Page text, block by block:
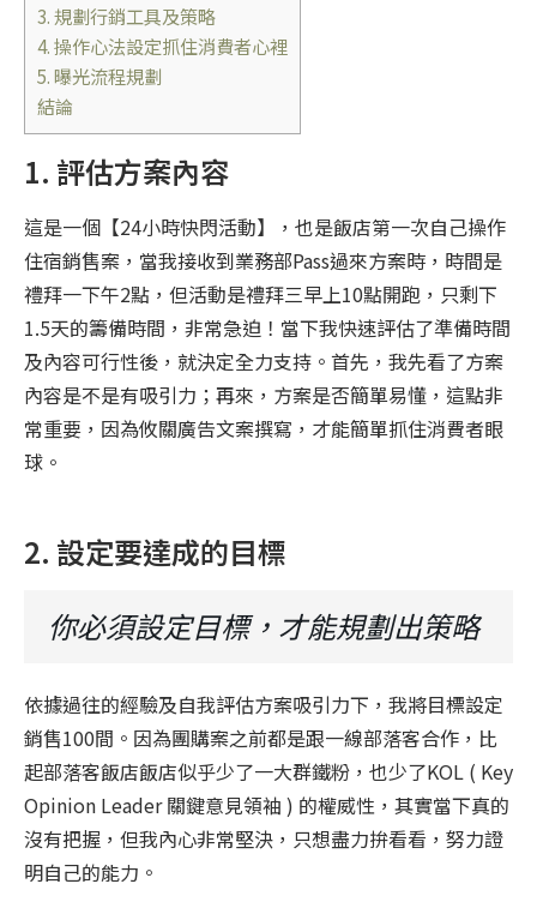
3. 規劃行銷工具及策略
4. 操作心法設定抓住消費者心裡
5. 曝光流程規劃
結論
1. 評估方案內容
這是一個【24小時快閃活動】，也是飯店第一次自己操作
住宿銷售案，當我接收到業務部Pass過來方案時，時間是
禮拜一下午2點，但活動是禮拜三早上10點開跑，只剩下
1.5天的籌備時間，非常急迫！當下我快速評估了準備時間
及內容可行性後，就決定全力支持。首先，我先看了方案
內容是不是有吸引力；再來，方案是否簡單易懂，這點非
常重要，因為攸關廣告文案撰寫，才能簡單抓住消費者眼
球。
2. 設定要達成的目標
你必須設定目標，才能規劃出策略
依據過往的經驗及自我評估方案吸引力下，我將目標設定
銷售100間。因為團購案之前都是跟一線部落客合作，比
起部落客飯店飯店似乎少了一大群鐵粉，也少了KOL ( Key
Opinion Leader 關鍵意見領袖 ) 的權威性，其實當下真的
沒有把握，但我內心非常堅決，只想盡力拚看看，努力證
明自己的能力。